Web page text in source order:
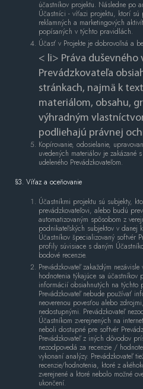
účastníkov projektu. Následne po
Účastníci - víťazi projektu, ktorí sú
reklamných a marketingových
popísaných v týchto pravidlách.
Účasť v Projekte je dobrovoľná a
< li> Práva duševného
Prevádzkovateľa
stránkach, najmä k
materiálom, obsahu,
výhradným
podliehajú právnej
Kopírovanie, odosielanie,
uvedených materiálov je zakázané
udeleného Prevádzkovateľom.
§3. Víťaz a oceňovanie
Účastníkmi projektu sú subjekty,
prevádzkovateľovi, alebo budú
automatizovaným spôsobom z
podnikateľských subjektov v danej
Účastníkov špecializovaný softvér
profily súvisiace s daným
bodové recenzie.
Prevádzkovateľ zakaždým
hodnotenia týkajúce sa
informácií obsiahnutých na
Prevádzkovateľ nebude používať
neoverenou povesťou alebo
nedostupnými. Prevádzkovateľ
Účastníkom zverejnených na
neboli dostupné pre softvér
Prevádzkovateľ z iných dôvodov
nezodpovedá za recenzie /
vykonaní analýzy. Prevádzkovateľ
recenzie/hodnotenia, ktoré z
zverejnené a ktoré nebolo možné
ukončení.